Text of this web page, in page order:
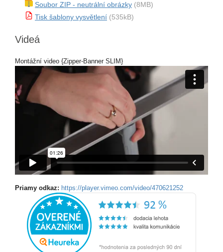
Soubor ZIP - neutrální obrázky (8MB)
Tisk šablony vysvětlení (535kB)
Videá
Montážní video {Zipper-Banner SLIM}
Priamy odkaz: https://player.vimeo.com/video/470621252